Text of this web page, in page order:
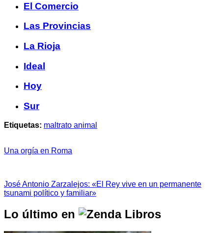
El Comercio
Las Provincias
La Rioja
Ideal
Hoy
Sur
Etiquetas: maltrato animal
Una orgía en Roma
José Antonio Zarzalejos: «El Rey vive en un permanente
tsunami político y familiar»
Lo último en